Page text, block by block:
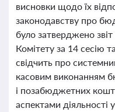
висновки щодо їх
законодавству про
було затверджено
Комітету за 14 сесію
свідчить про
касовим виконанням
і позабюджетних
аспектами діяльності